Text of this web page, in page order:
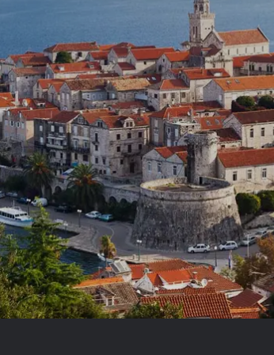
Riga
Rom
San Francisco
Sarajevo